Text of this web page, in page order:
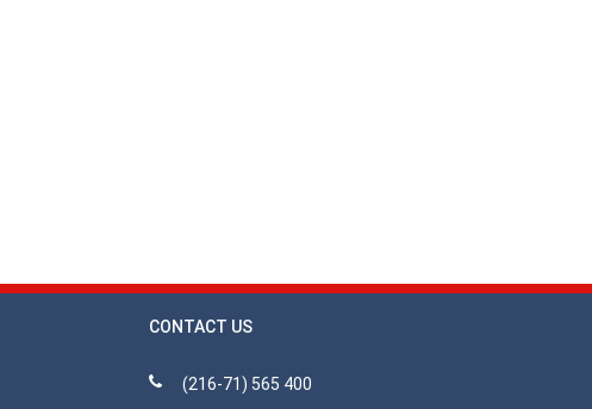
CONTACT US
(216-71) 565 400